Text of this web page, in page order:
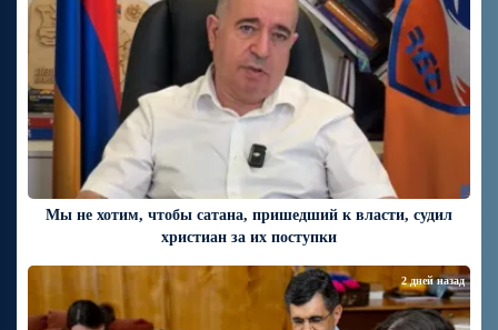
Мы не хотим, чтобы сатана, пришедший к власти, судил
христиан за их поступки
2 дней назад